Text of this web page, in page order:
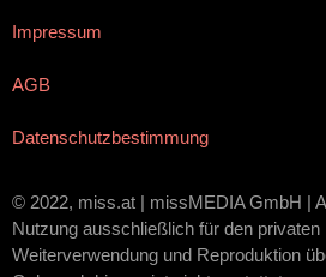
Impressum
AGB
Datenschutzbestimmung
© 2022, miss.at | missMEDIA GmbH |
Nutzung ausschließlich für den privaten
Weiterverwendung und Reproduktion